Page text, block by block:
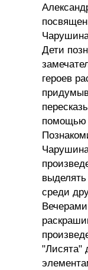
Дети
героев
помощью
среди
"Лисята"